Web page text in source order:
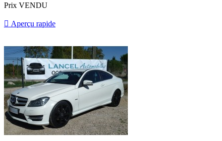
Prix VENDU
 Aperçu rapide